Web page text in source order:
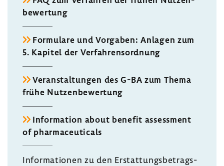
be­wer­tung
Formu­lare und Vorgaben: Anlagen zum
5. Kapitel der Verfah­rens­ord­nung
Veran­stal­tungen des G-BA zum Thema
frühe Nutzen­be­wer­tung
Infor­ma­tion about benefit assess­ment
of phar­ma­ceu­ti­cals
Infor­ma­tionen zu den Erstat­tungs­be­trags­